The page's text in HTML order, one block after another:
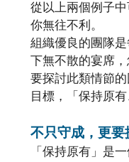
從以上兩個例子
你無往不利。
組織優良的團隊
下無不散的宴席
要探討此類情節
目標，「保持原
不只守成，更要
「保持原有」是